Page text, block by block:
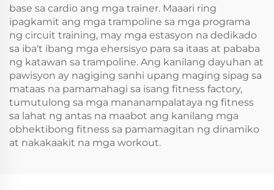
base sa cardio ang mga trainer. Maaari ring
ipagkamit ang mga trampoline sa mga programa
ng circuit training, may mga estasyon na dedikado
sa iba't ibang mga ehersisyo para sa itaas at pababa
ng katawan sa trampoline. Ang kanilang dayuhan at
pawisyon ay nagiging sanhi upang maging sipag sa
mataas na pamamahagi sa isang fitness factory,
tumutulong sa mga mananampalataya ng fitness
sa lahat ng antas na maabot ang kanilang mga
obhektibong fitness sa pamamagitan ng dinamiko
at nakakaakit na mga workout.